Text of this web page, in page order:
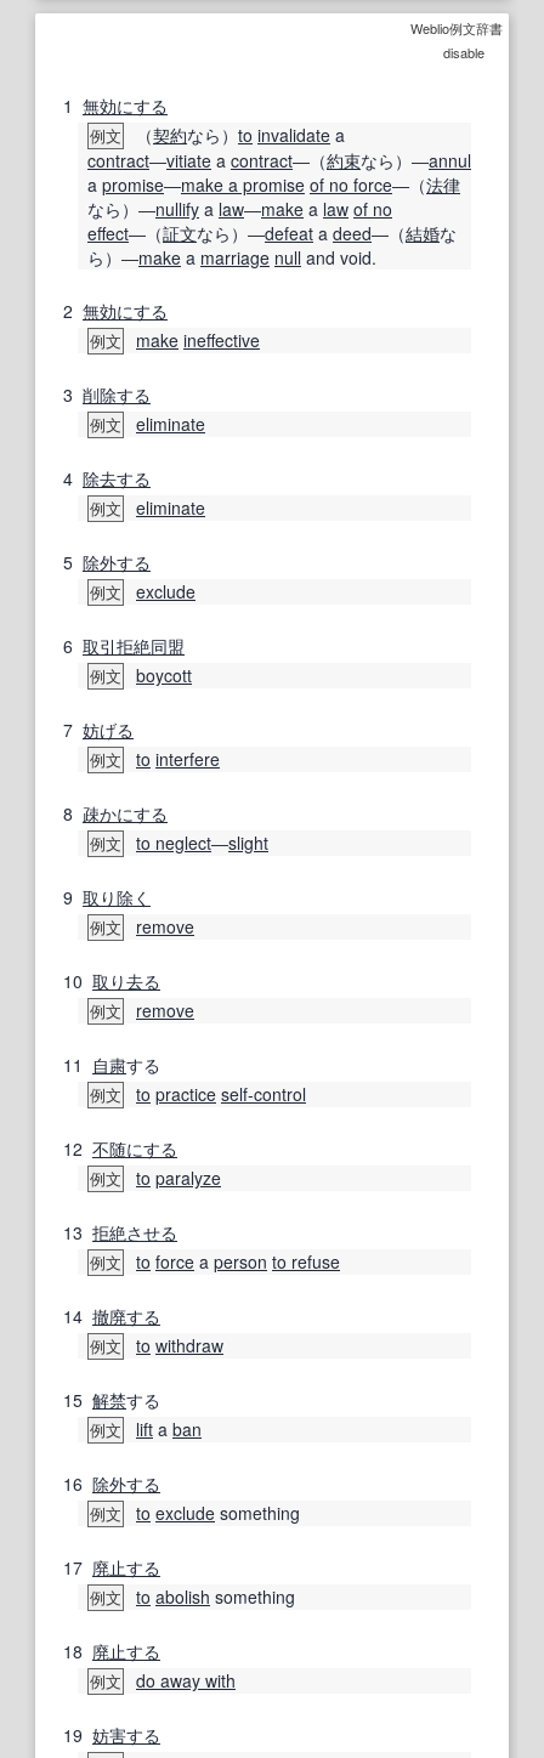
Weblio例文辞書
disable
1 無効にする
例文 （契約なら） to invalidate a
contract―vitiate a contract―（約束なら）―annul
a promise―make a promise of no force―（法律
なら）―nullify a law―make a law of no
effect―（証文なら）―defeat a deed―（結婚な
ら）―make a marriage null and void.
2 無効にする
例文 make ineffective
3 削除する
例文 eliminate
4 除去する
例文 eliminate
5 除外する
例文 exclude
6 取引拒絶同盟
例文 boycott
7 妨げる
例文 to interfere
8 疎かにする
例文 to neglect―slight
9 取り除く
例文 remove
10 取り去る
例文 remove
11 自粛する
例文 to practice self-control
12 不随にする
例文 to paralyze
13 拒絶させる
例文 to force a person to refuse
14 撤廃する
例文 to withdraw
15 解禁する
例文 lift a ban
16 除外する
例文 to exclude something
17 廃止する
例文 to abolish something
18 廃止する
例文 do away with
19 妨害する